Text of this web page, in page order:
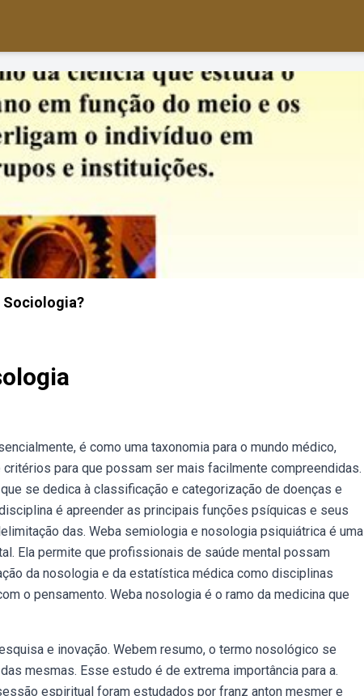
Sociologia?
é como uma taxonomia para o mundo médico,
para que possam ser mais facilmente compreendidas.
se dedica à classificação e categorização de doenças e
é apreender as principais funções psíquicas e seus
das. Weba semiologia e nosologia psiquiátrica é uma
Ela permite que profissionais de saúde mental possam
da nosologia e da estatística médica como disciplinas
o pensamento. Weba nosologia é o ramo da medicina que
e inovação. Webem resumo, o termo nosológico se
mesmas. Esse estudo é de extrema importância para a.
espiritual foram estudados por franz anton mesmer e